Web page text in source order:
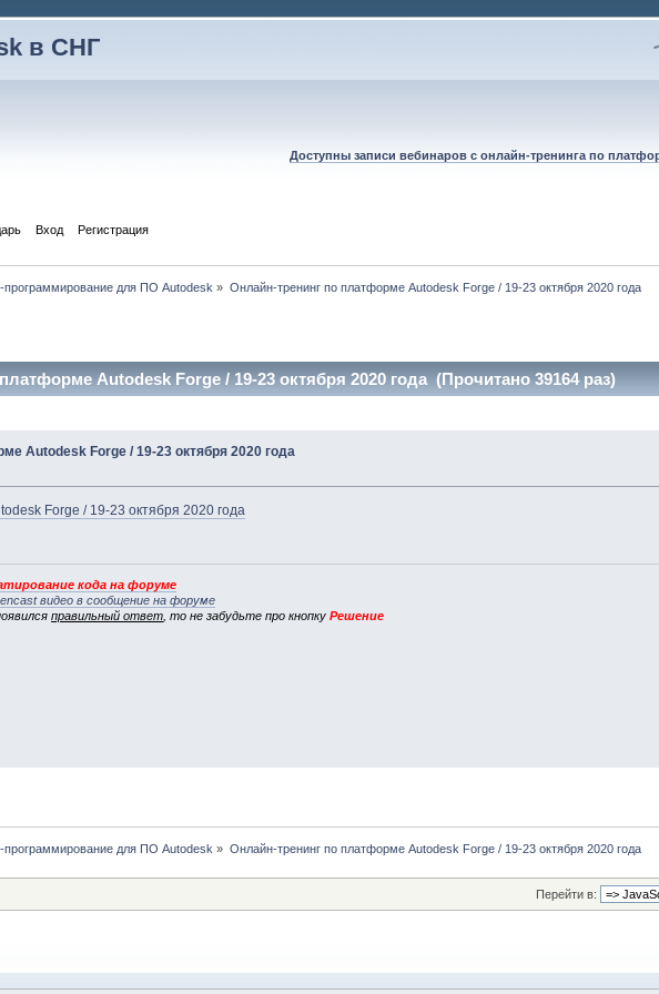
в СНГ
Доступны записи вебинаров с онлайн-тренинга по
Вход Регистрация
программирование для ПО Autodesk » Онлайн-тренинг по платформе Autodesk Forge / 19-23 октября 2020 года
Autodesk Forge / 19-23 октября 2020 года (Прочитано 39164 раз)
Autodesk Forge / 19-23 октября 2020 года
Forge / 19-23 октября 2020 года
кода на форуме
видео в сообщение на форуме
правильный ответ , то не забудьте про кнопкуРешение
программирование для ПО Autodesk » Онлайн-тренинг по платформе Autodesk Forge / 19-23 октября 2020 года
Перейти в: